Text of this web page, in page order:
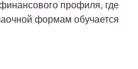
профиля, где
формам обучается